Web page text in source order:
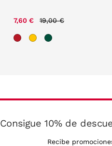
7,60 € 19,00 €
Consigue 10% de
Recibe